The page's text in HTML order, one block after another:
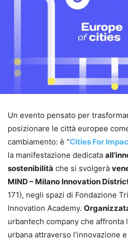
Un evento pensato per
posizionare le città europee
cambiamento: è “Cities For
la manifestazione dedicata
sostenibilità che si svolgerà
MIND – Milano Innovation
171), negli spazi di Fondazione
Innovation Academy.
urbantech company che affronta
urbana attraverso l’innovazione